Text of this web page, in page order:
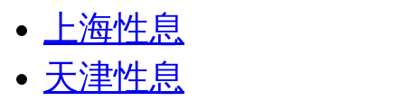
上海性息
天津性息